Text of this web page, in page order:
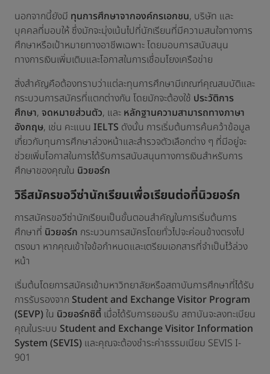
นอกจากนี้ยังมี ทุนการศึกษาจากองค์กรเอกชน, บริษัท และ
บุคคลที่มอบให้ ซึ่งมักจะมุ่งเน้นไปที่นักเรียนที่มีความสนใจทางการ
ศึกษาหรือเป้าหมายทางอาชีพเฉพาะ โดยมอบการสนับสนุน
ทางการเงินเพิ่มเติมและโอกาสในการเชื่อมโยงเครือข่าย
สิ่งสำคัญคือต้องทราบว่าแต่ละทุนการศึกษามีเกณฑ์คุณสมบัติและ
กระบวนการสมัครที่แตกต่างกัน โดยมักจะต้องใช้ ประวัติการ
ศึกษา, จดหมายส่วนตัว, และ หลักฐานความสามารถทางภาษา
อังกฤษ, เช่น คะแนน IELTS ดังนั้น การเริ่มต้นการค้นคว้าข้อมูล
เกี่ยวกับทุนการศึกษาล่วงหน้าและสำรวจตัวเลือกต่าง ๆ ที่มีอยู่จะ
ช่วยเพิ่มโอกาสในการได้รับการสนับสนุนทางการเงินสำหรับการ
ศึกษาของคุณใน นิวยอร์ก
วิธีสมัครขอวีซ่านักเรียนเพื่อเรียนต่อที่นิวยอร์ก
การสมัครขอวีซ่านักเรียนเป็นขั้นตอนสำคัญในการเริ่มต้นการ
ศึกษาที่ นิวยอร์ก กระบวนการสมัครโดยทั่วไปจะค่อนข้างตรงไป
ตรงมา หากคุณเข้าใจข้อกำหนดและเตรียมเอกสารที่จำเป็นไว้ล่วง
หน้า
เริ่มต้นโดยการสมัครเข้ามหาวิทยาลัยหรือสถาบันการศึกษาที่ได้รับ
การรับรองจาก Student and Exchange Visitor Program
(SEVP)ใน นิวยอร์กซิตี้ เมื่อได้รับการยอมรับ สถาบันจะลงทะเบียน
คุณในระบบ Student and Exchange Visitor Information
System (SEVIS) และคุณจะต้องชำระค่าธรรมเนียม SEVIS I-
901